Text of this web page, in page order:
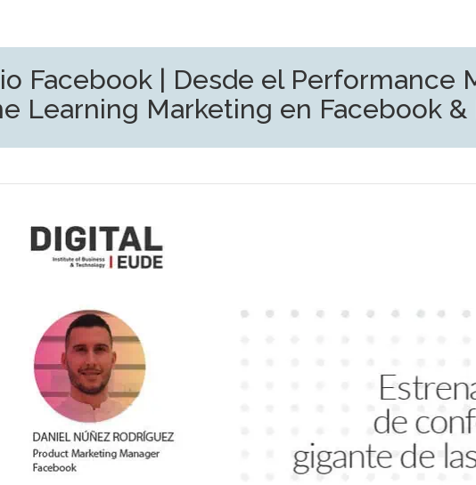
Facebook | Desde el Performance
Learning Marketing en Facebook &